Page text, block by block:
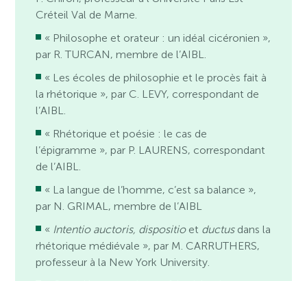
Créteil Val de Marne.
« Philosophe et orateur : un idéal cicéronien »,
par R. TURCAN, membre de l’AIBL.
« Les écoles de philosophie et le procès fait à
la rhétorique », par C. LEVY, correspondant de
l’AIBL.
« Rhétorique et poésie : le cas de
l’épigramme », par P. LAURENS, correspondant
de l’AIBL.
« La langue de l’homme, c’est sa balance »,
par N. GRIMAL, membre de l’AIBL
« Intentio auctoris, dispositioet ductusdans la
rhétorique médiévale », par M. CARRUTHERS,
professeur à la New York University.